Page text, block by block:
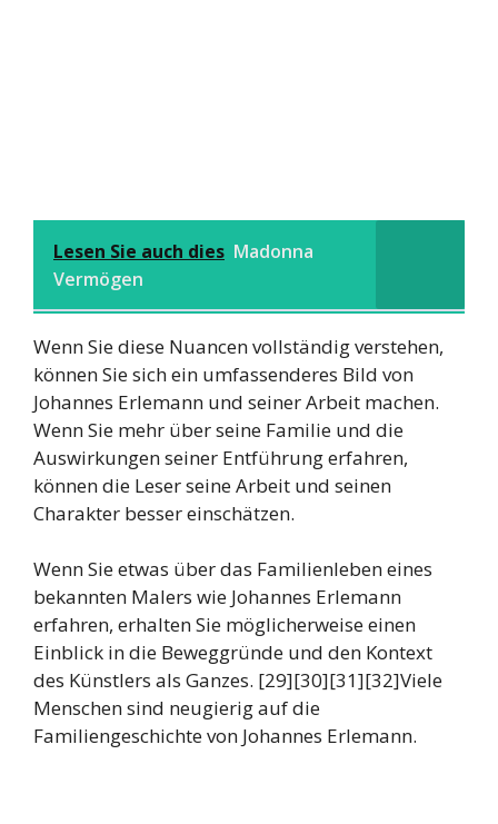
Lesen Sie auch dies Madonna
Vermögen
Wenn Sie diese Nuancen vollständig verstehen,
können Sie sich ein umfassenderes Bild von
Johannes Erlemann und seiner Arbeit machen.
Wenn Sie mehr über seine Familie und die
Auswirkungen seiner Entführung erfahren,
können die Leser seine Arbeit und seinen
Charakter besser einschätzen.
Wenn Sie etwas über das Familienleben eines
bekannten Malers wie Johannes Erlemann
erfahren, erhalten Sie möglicherweise einen
Einblick in die Beweggründe und den Kontext
des Künstlers als Ganzes. [29][30][31][32]Viele
Menschen sind neugierig auf die
Familiengeschichte von Johannes Erlemann.